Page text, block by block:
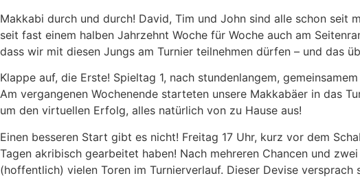
Makkabi durch und durch! David, Tim und John sind alle schon
seit fast einem halben Jahrzehnt Woche für Woche auch am
dass wir mit diesen Jungs am Turnier teilnehmen dürfen – und das
Klappe auf, die Erste! Spieltag 1, nach stundenlangem,
Am vergangenen Wochenende starteten unsere Makkabäer in das
um den virtuellen Erfolg, alles natürlich von zu Hause aus!
Einen besseren Start gibt es nicht! Freitag 17 Uhr, kurz vor dem
Tagen akribisch gearbeitet haben! Nach mehreren Chancen und
(hoffentlich) vielen Toren im Turnierverlauf. Dieser Devise